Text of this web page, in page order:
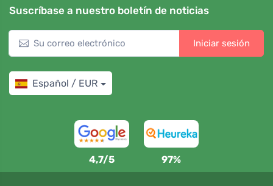
Suscríbase a nuestro boletín de noticias
Iniciar sesión
Español / EUR
4,7/5 97%